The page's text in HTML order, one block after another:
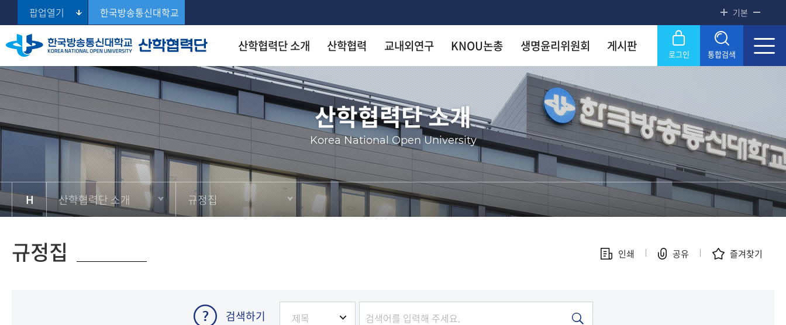
팝업열기 한국방송통신대학교 기본
산학협력단 소개
설립목적 및 배경
조직도 및 업무분장
규정집
오시는길
착한 등록금! 수준높은 4년제 국립대
KNOUSERVICE
산학협력
산학협력
지적재산권
착한 등록금! 수준높은 4년제 국립대
KNOUSERVICE
교내외연구
학술연구비지원
학술연구보조비지원
학술도서저작지원
연구비관리
착한 등록금! 수준높은 4년제 국립대
KNOUSERVICE
KNOU논총
편집지침 및 집필요령
원문서비스
착한 등록금! 수준높은 4년제 국립대
KNOUSERVICE
생명윤리위원회
생명윤리위원회 소개
생명윤리위원회 심의안내
제출서식
생명윤리위원회 관련규정
연간 정규심의 일정
착한 등록금! 수준높은 4년제 국립대
KNOUSERVICE
게시판
공지사항
서식 및 규정
착한 등록금! 수준높은 4년제 국립대
KNOUSERVICE
로그인 통합검색
Search 닫기
산학협력단 소개
Korea National Open University
산학협력단 소개 규정집
인쇄 공유 즐겨찾기
규정집
검색하기